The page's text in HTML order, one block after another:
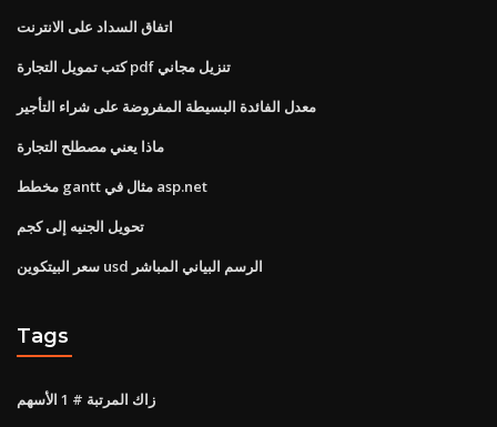
اتفاق السداد على الانترنت
كتب تمويل التجارة pdf تنزيل مجاني
معدل الفائدة البسيطة المفروضة على شراء التأجير
ماذا يعني مصطلح التجارة
مخطط gantt مثال في asp.net
تحويل الجنيه إلى كجم
سعر البيتكوين usd الرسم البياني المباشر
Tags
زاك المرتبة # 1 الأسهم